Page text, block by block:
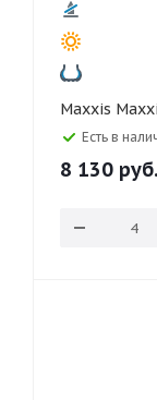
Есть в
8 130 руб.